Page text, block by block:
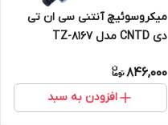
میکروسوئیچ آنتنی سی ان تی
دی CNTD مدل TZ-8167
846,000
افزودن به سبد